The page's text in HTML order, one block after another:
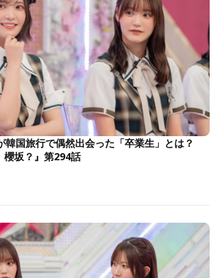
韓国旅行で偶然出会った「卒業生」とは？
櫻坂？』第294話